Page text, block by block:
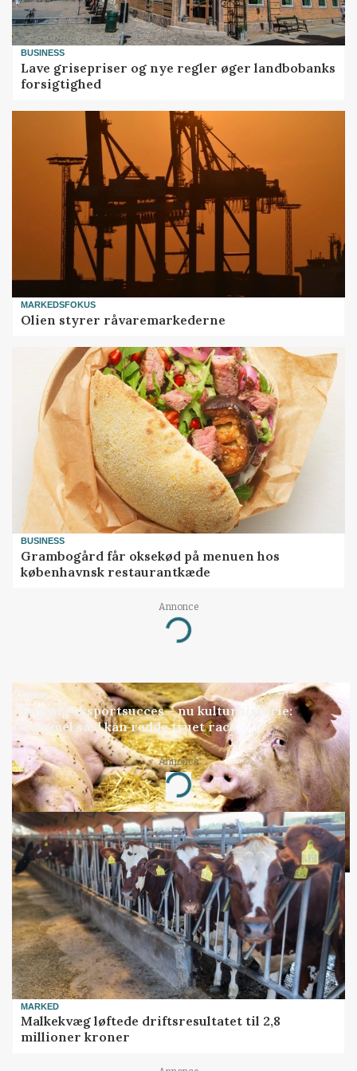
BUSINESS
Lave grisepriser og nye regler øger landbobanks
forsigtighed
MARKEDSFOKUS
Olien styrer råvaremarkederne
BUSINESS
Grambogård får oksekød på menuen hos
københavnsk restaurantkæde
Annonce
Loading...
GRISE
Engang eksportsucces – nu kulturhistorie:
Gammel sæd kan redde truet race
Annonce
Loading...
MARKED
Malkekvæg løftede driftsresultatet til 2,8
millioner kroner